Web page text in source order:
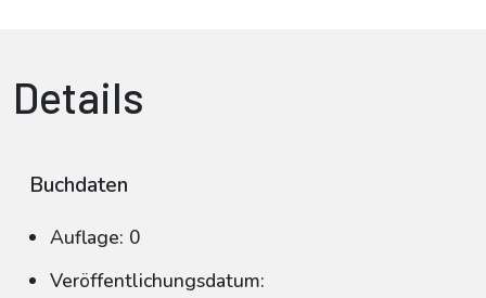
Details
Buchdaten
Auflage: 0
Veröffentlichungsdatum: